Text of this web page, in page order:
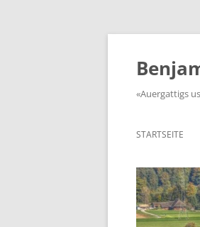
Zum
springen
«Auergattigs
STARTSEITE